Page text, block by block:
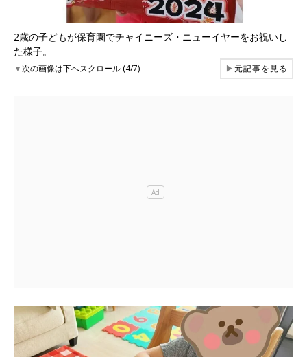
2歳の子どもが保育園でチャイニーズ・ニューイヤーをお祝いし
た様子。
▼次の画像は下へスクロール (4/7) ▶元記事を見る